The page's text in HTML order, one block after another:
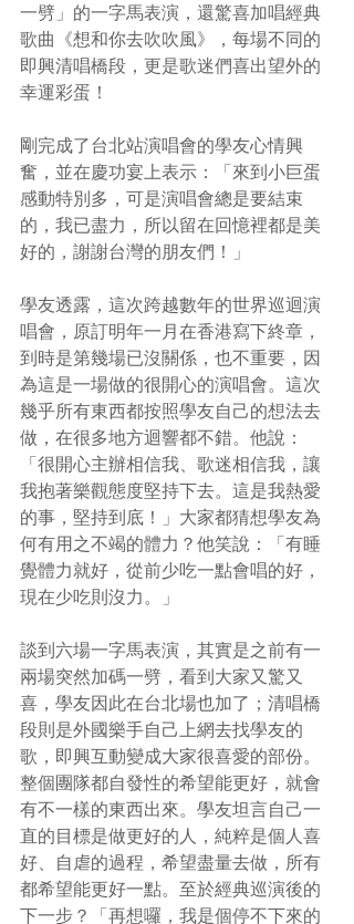
一劈」的一字馬表演，還驚喜加唱經典
歌曲《想和你去吹吹風》，每場不同的
即興清唱橋段，更是歌迷們喜出望外的
幸運彩蛋！
剛完成了台北站演唱會的學友心情興
奮，並在慶功宴上表示：「來到小巨蛋
感動特別多，可是演唱會總是要結束
的，我已盡力，所以留在回憶裡都是美
好的，謝謝台灣的朋友們！」
學友透露，這次跨越數年的世界巡迴演
唱會，原訂明年一月在香港寫下終章，
到時是第幾場已沒關係，也不重要，因
為這是一場做的很開心的演唱會。這次
幾乎所有東西都按照學友自己的想法去
做，在很多地方迴響都不錯。他說：
「很開心主辦相信我、歌迷相信我，讓
我抱著樂觀態度堅持下去。這是我熱愛
的事，堅持到底！」大家都猜想學友為
何有用之不竭的體力？他笑說：「有睡
覺體力就好，從前少吃一點會唱的好，
現在少吃則沒力。」
談到六場一字馬表演，其實是之前有一
兩場突然加碼一劈，看到大家又驚又
喜，學友因此在台北場也加了；清唱橋
段則是外國樂手自己上網去找學友的
歌，即興互動變成大家很喜愛的部份。
整個團隊都自發性的希望能更好，就會
有不一樣的東西出來。學友坦言自己一
直的目標是做更好的人，純粹是個人喜
好、自虐的過程，希望盡量去做，所有
都希望能更好一點。至於經典巡演後的
下一步？「再想囉，我是個停不下來的